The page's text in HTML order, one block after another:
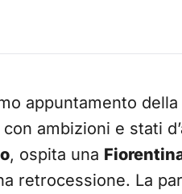
appuntamento della
ambizioni e stati
, ospita una
retrocessione. La